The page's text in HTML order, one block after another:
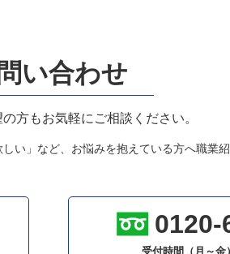
い合わせ
方もお気軽にご相談ください。
い」など、お悩みを抱えている方へ職業
0120-
受付時間（月～金）